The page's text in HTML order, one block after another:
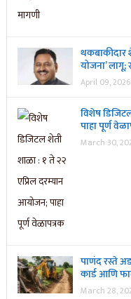
थकबाकीदार
योजना’ लागू;
April 09, 2026
विशेष
पाहा पूर्ण
March 30,
पाणंद रस्ते
कार्ड आणि
March 28,